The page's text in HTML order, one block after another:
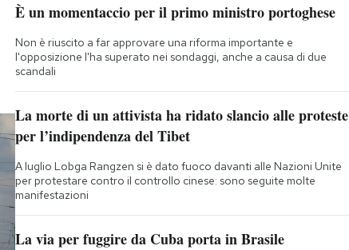
È un momentaccio per il primo ministro portoghese
Non è riuscito a far approvare una riforma importante e
l'opposizione l'ha superato nei sondaggi, anche a causa di due
scandali
La morte di un attivista ha ridato slancio alle proteste
per l’indipendenza del Tibet
A luglio Lobga Rangzen si è dato fuoco davanti alle Nazioni Unite
per protestare contro il controllo cinese: sono seguite molte
manifestazioni
La via per fuggire da Cuba porta in Brasile